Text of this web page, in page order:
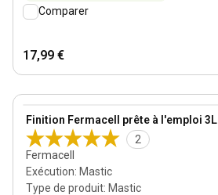
Comparer
17,99 €
Finition Fermacell prête à l'emploi 3L
2
Fermacell
Exécution: Mastic
Type de produit: Mastic
View product